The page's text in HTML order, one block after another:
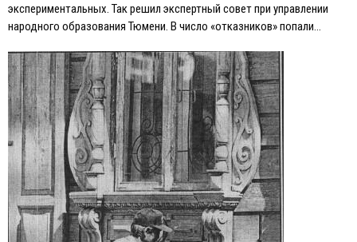
экспериментальных. Так решил экспертный совет при управлении
народного образования Тюмени. В число «отказников» попали…